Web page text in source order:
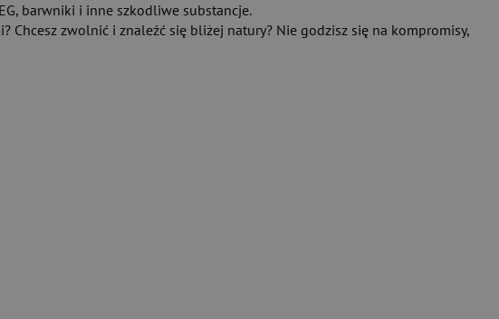
barwniki i inne szkodliwe substancje.
Chcesz zwolnić i znaleźć się bliżej natury? Nie godzisz się na kompromisy,